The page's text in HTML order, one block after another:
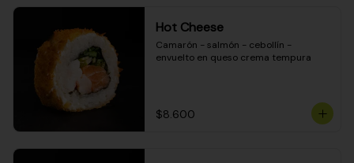
Hot Cheese
Camarón - salmón - cebollín -
envuelto en queso crema tempura
$8.600